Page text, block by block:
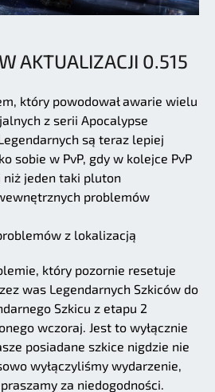
AKTUALIZACJI 0.515
który powodował awarie wielu
z serii Apocalypse
są teraz lepiej
sobie w PvP, gdy w kolejce PvP
jeden taki pluton
problemów
z lokalizacją
który pozornie resetuje
was Legendarnych Szkiców do
Szkicu z etapu 2
wczoraj. Jest to wyłącznie
posiadane szkice nigdzie nie
wyłączyliśmy wydarzenie,
za niedogodności.